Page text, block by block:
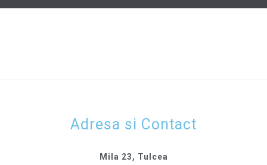
Adresa si Contact
Mila 23, Tulcea